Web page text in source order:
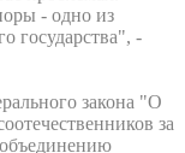
- одно из
государства", -
закона "О
за